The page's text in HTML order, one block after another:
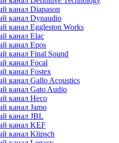
канал Diapason
канал Dynaudio
канал Eggleston Works
канал Elac
канал Epos
канал Final Sound
канал Focal
канал Fostex
канал Gallo Acoustics
канал Gato Audio
канал Heco
канал Jamo
канал JBL
канал KEF
канал Klipsch